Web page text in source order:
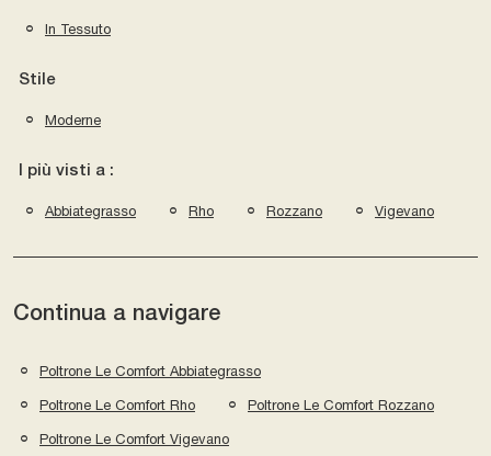
In Tessuto
Stile
Moderne
I più visti a :
Abbiategrasso Rho Rozzano Vigevano
Continua a navigare
Poltrone Le Comfort Abbiategrasso
Poltrone Le Comfort Rho Poltrone Le Comfort Rozzano
Poltrone Le Comfort Vigevano